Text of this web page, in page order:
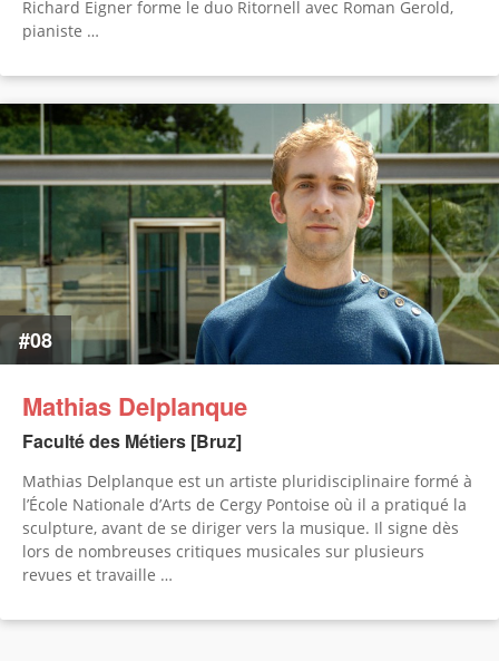
Richard Eigner forme le duo Ritornell avec Roman Gerold,
pianiste …
#08
Mathias Delplanque
Faculté des Métiers [Bruz]
Mathias Delplanque est un artiste pluridisciplinaire formé à
l’École Nationale d’Arts de Cergy Pontoise où il a pratiqué la
sculpture, avant de se diriger vers la musique. Il signe dès
lors de nombreuses critiques musicales sur plusieurs
revues et travaille …